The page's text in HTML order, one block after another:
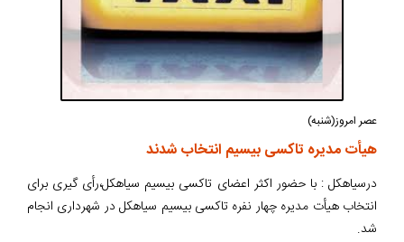
عصر امروز(شنبه)
هیأت مدیره تاکسی بیسیم انتخاب شدند
درسیاهکل : با حضور اکثر اعضای تاکسی بیسیم سیاهکل،رأی گیری برای
انتخاب هیأت مدیره چهار نفره تاکسی بیسیم سیاهکل در شهرداری انجام
شد.